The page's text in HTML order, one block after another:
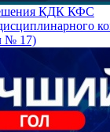
КДК КФС
№ 17)